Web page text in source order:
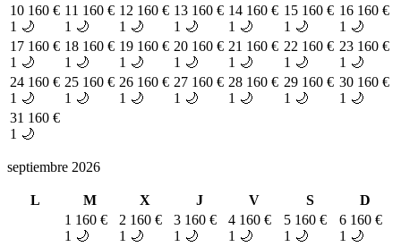
10 160 €
1 🌙
11 160 €
1 🌙
12 160 €
1 🌙
13 160 €
1 🌙
14 160 €
1 🌙
15 160 €
1 🌙
16 160 €
1 🌙
17 160 €
1 🌙
18 160 €
1 🌙
19 160 €
1 🌙
20 160 €
1 🌙
21 160 €
1 🌙
22 160 €
1 🌙
23 160 €
1 🌙
24 160 €
1 🌙
25 160 €
1 🌙
26 160 €
1 🌙
27 160 €
1 🌙
28 160 €
1 🌙
29 160 €
1 🌙
30 160 €
1 🌙
31 160 €
1 🌙
septiembre 2026
L M X J V S
D
1 160 €
1 🌙
2 160 €
1 🌙
3 160 €
1 🌙
4 160 €
1 🌙
5 160 €
1 🌙
6 160 €
1 🌙